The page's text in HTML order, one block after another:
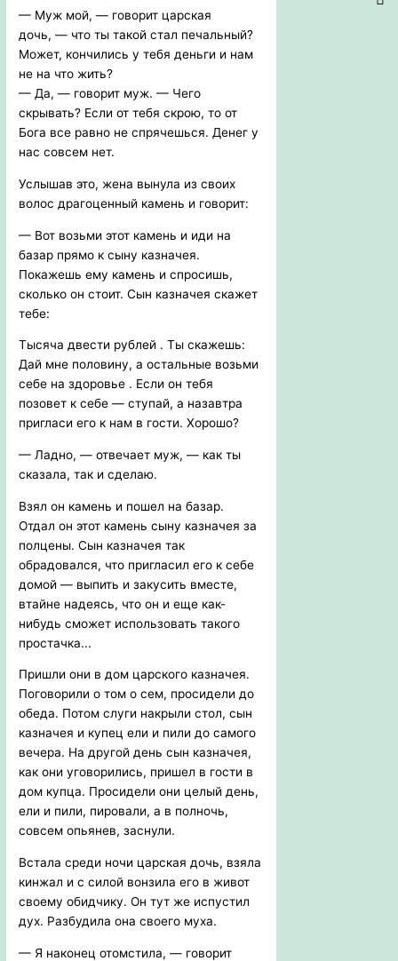
— Муж мой, — говорит царская
дочь, — что ты такой стал печальный?
Может, кончились у тебя деньги и нам
не на что жить?
— Да, — говорит муж. — Чего
скрывать? Если от тебя скрою, то от
Бога все равно не спрячешься. Денег у
нас совсем нет.
Услышав это, жена вынула из своих
волос драгоценный камень и говорит:
— Вот возьми этот камень и иди на
базар прямо к сыну казначея.
Покажешь ему камень и спросишь,
сколько он стоит. Сын казначея скажет
тебе:
Тысяча двести рублей . Ты скажешь:
Дай мне половину, а остальные возьми
себе на здоровье . Если он тебя
позовет к себе — ступай, а назавтра
пригласи его к нам в гости. Хорошо?
— Ладно, — отвечает муж, — как ты
сказала, так и сделаю.
Взял он камень и пошел на базар.
Отдал он этот камень сыну казначея за
полцены. Сын казначея так
обрадовался, что пригласил его к себе
домой — выпить и закусить вместе,
втайне надеясь, что он и еще как-
нибудь сможет использовать такого
простачка...
Пришли они в дом царского казначея.
Поговорили о том о сем, просидели до
обеда. Потом слуги накрыли стол, сын
казначея и купец ели и пили до самого
вечера. На другой день сын казначея,
как они уговорились, пришел в гости в
дом купца. Просидели они целый день,
ели и пили, пировали, а в полночь,
совсем опьянев, заснули.
Встала среди ночи царская дочь, взяла
кинжал и с силой вонзила его в живот
своему обидчику. Он тут же испустил
дух. Разбудила она своего муха.
— Я наконец отомстила, — говорит